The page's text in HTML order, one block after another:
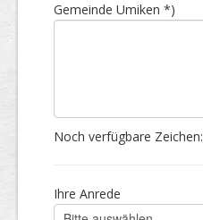
Gemeinde Umiken *)
Noch verfügbare Zeichen:
Ihre Anrede